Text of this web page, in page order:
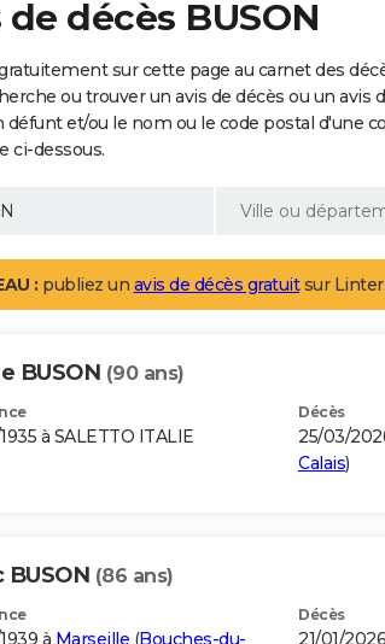
décès BUSON
sur cette page au carnet des
ou trouver un avis de décès ou un avis
défunt et/ou le nom ou le code postal d'une
ci-dessous.
: publiez un avis de décès gratuitsur
BUSON (90 ans)
à SALETTO ITALIE
Décès
25/03/
Calais)
BUSON (86 ans)
à Marseille (Bouches-du-
Décès
21/01/